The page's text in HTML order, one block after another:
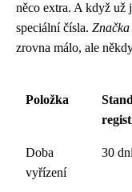
něco extra. A když už
speciální čísla.
zrovna málo, ale
Položka
Doba
vyřízení
30